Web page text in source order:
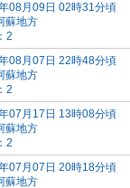
08月09日 02時31分頃
蘇地方
2
08月07日 22時48分頃
蘇地方
2
07月17日 13時08分頃
蘇地方
2
07月07日 20時18分頃
蘇地方